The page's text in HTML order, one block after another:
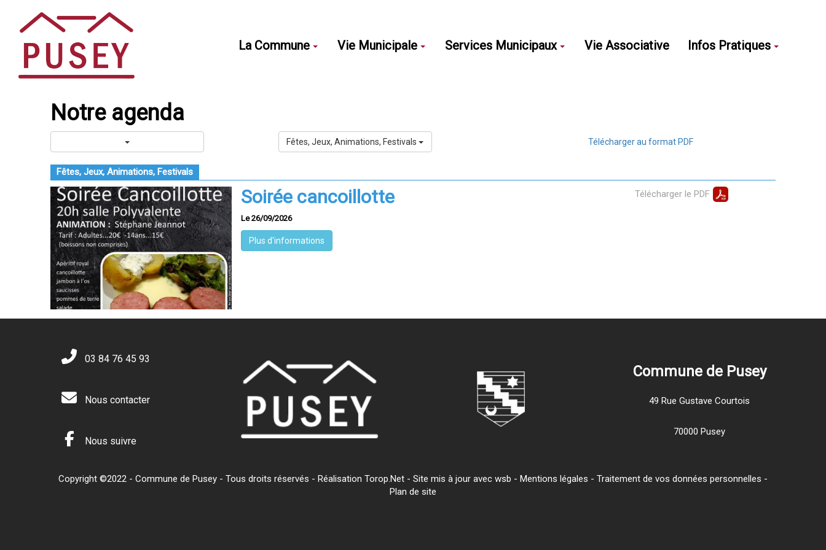
La Commune Vie Municipale Services Municipaux Vie Associative Infos Pratiques
Notre agenda
Fêtes, Jeux, Animations, Festivals Télécharger au format PDF
Fêtes, Jeux, Animations, Festivals
Soirée cancoillotte
Le 26/09/2026
Plus d'informations
Télécharger le PDF
03 84 76 45 93
Nous contacter
Nous suivre
Commune de Pusey
49 Rue Gustave Courtois
70000 Pusey
Copyright ©2022 - Commune de Pusey - Tous droits réservés - Réalisation Torop.Net - Site mis à jour avec wsb - Mentions légales - Traitement de vos données personnelles -
Plan de site